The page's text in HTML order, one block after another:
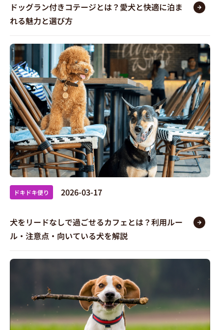
ドッグラン付きコテージとは？愛犬と快適に泊ま
れる魅力と選び方
ドキドキ便り 2026-03-17
犬をリードなしで過ごせるカフェとは？利用ルー
ル・注意点・向いている犬を解説